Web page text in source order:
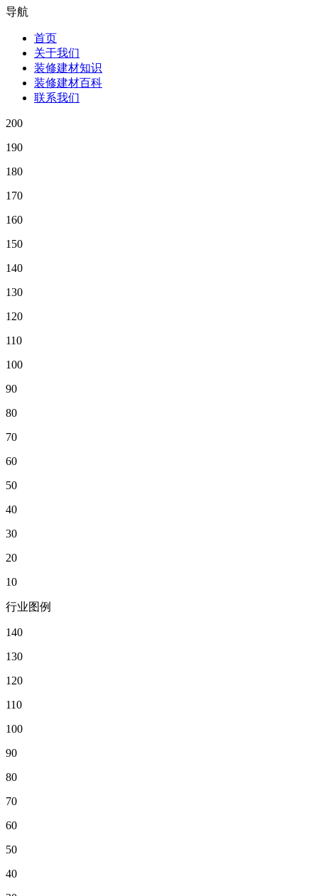
导航
首页
关于我们
装修建材知识
装修建材百科
联系我们
200
190
180
170
160
150
140
130
120
110
100
90
80
70
60
50
40
30
20
10
行业图例
140
130
120
110
100
90
80
70
60
50
40